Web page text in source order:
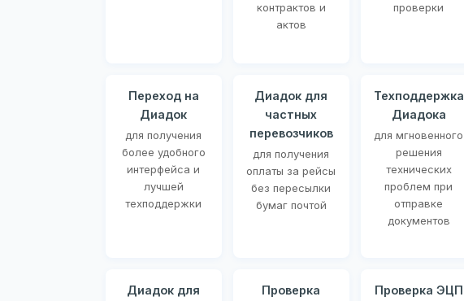
контрактов и
актов
проверки
Переход на
Диадок
для получения
более удобного
интерфейса и
лучшей
техподдержки
Диадок для
частных
перевозчиков
для получения
оплаты за рейсы
без пересылки
бумаг почтой
Техподдержка
Диадока
для мгновенного
решения
технических
проблем при
отправке
документов
Диадок для
Проверка
Проверка ЭЦП